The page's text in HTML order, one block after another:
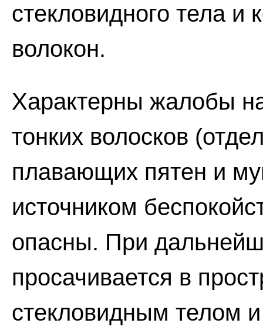
стекловидного тела и
волокон.
Характерны жалобы
тонких волосков
плавающих пятен и
источником
опасны. При
просачивается в
стекловидным телом и